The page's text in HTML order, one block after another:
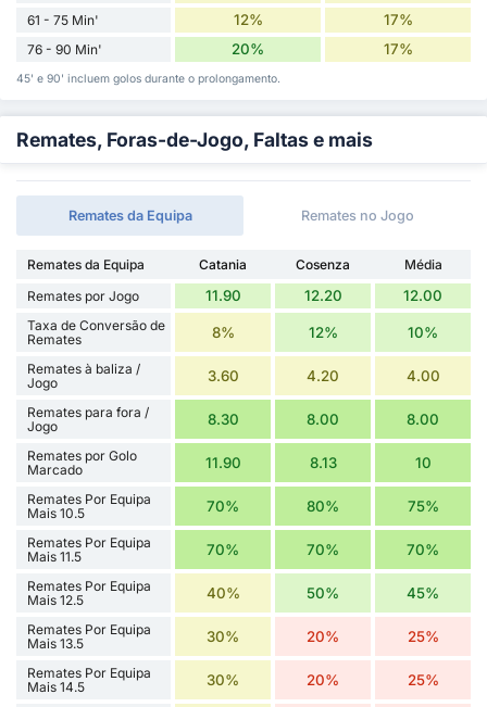
61 - 75 Min' 12% 17%
76 - 90 Min' 20% 17%
45' e 90' incluem golos durante o prolongamento.
Remates, Foras-de-Jogo, Faltas e mais
Remates da Equipa Remates no Jogo
Remates da Equipa Catania Cosenza
Média
Remates por Jogo
11.90 12.20 12.00
Taxa de Conversão de
Remates
8% 12% 10%
Remates à baliza /
Jogo
3.60 4.20 4.00
Remates para fora /
Jogo
8.30 8.00 8.00
Remates por Golo
Marcado
11.90 8.13 10
Remates Por Equipa
Mais 10.5
70% 80% 75%
Remates Por Equipa
Mais 11.5
70% 70% 70%
Remates Por Equipa
Mais 12.5
40% 50% 45%
Remates Por Equipa
Mais 13.5
30% 20% 25%
Remates Por Equipa
Mais 14.5
30% 20% 25%